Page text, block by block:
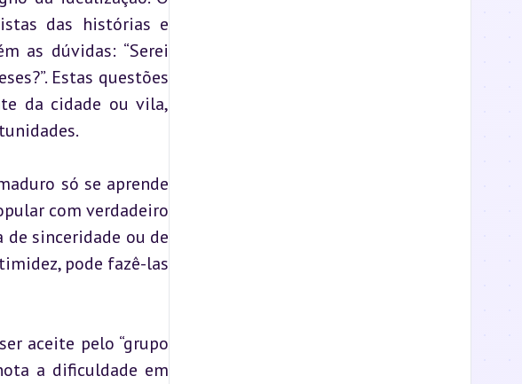
das histórias e
as dúvidas: “Serei
Estas questões
da cidade ou vila,
só se aprende
com verdadeiro
de sinceridade ou de
pode fazê-las
aceite pelo “grupo
a dificuldade em